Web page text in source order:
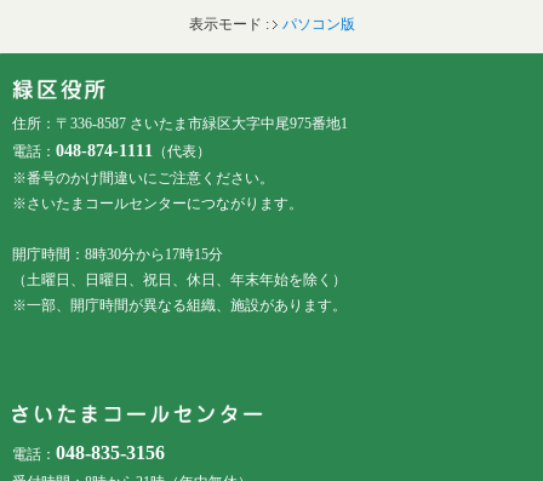
表示モード : パソコン版
住所：〒336-8587 さいたま市緑区大字中尾975番地1
電話： 048-874-1111 （代表）
※番号のかけ間違いにご注意ください。
※さいたまコールセンターにつながります。
開庁時間：8時30分から17時15分
（土曜日、日曜日、祝日、休日、年末年始を除く）
※一部、開庁時間が異なる組織、施設があります。
電話： 048-835-3156